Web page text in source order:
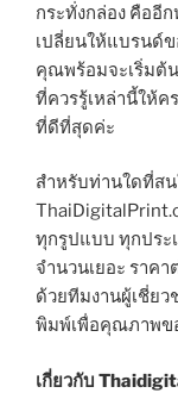
กระทั่งกล่อง คืออี
เปลี่ยนให้แบรนด์
คุณพร้อมจะเริ่มต้
ที่ควรรู้เหล่านี้ให้
ที่ดีที่สุดค่ะ
สำหรับท่านใดที่ส
ทุกรูปแบบ ทุกประ
จำนวนเยอะ ราค
ด้วยทีมงานผู้เชี่ย
พิมพ์เพื่อคุณภาพข
เกี่ยวกับ